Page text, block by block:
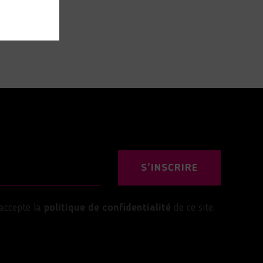
S'INSCRIRE
la politique de confidentialité de ce site.